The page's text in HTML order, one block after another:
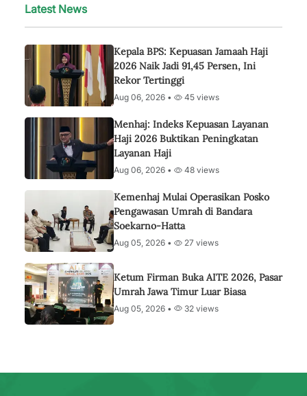
Latest News
Kepala BPS: Kepuasan Jamaah Haji
2026 Naik Jadi 91,45 Persen, Ini
Rekor Tertinggi
Aug 06, 2026 • 45 views
Menhaj: Indeks Kepuasan Layanan
Haji 2026 Buktikan Peningkatan
Layanan Haji
Aug 06, 2026 • 48 views
Kemenhaj Mulai Operasikan Posko
Pengawasan Umrah di Bandara
Soekarno-Hatta
Aug 05, 2026 • 27 views
Ketum Firman Buka AITE 2026, Pasar
Umrah Jawa Timur Luar Biasa
Aug 05, 2026 • 32 views